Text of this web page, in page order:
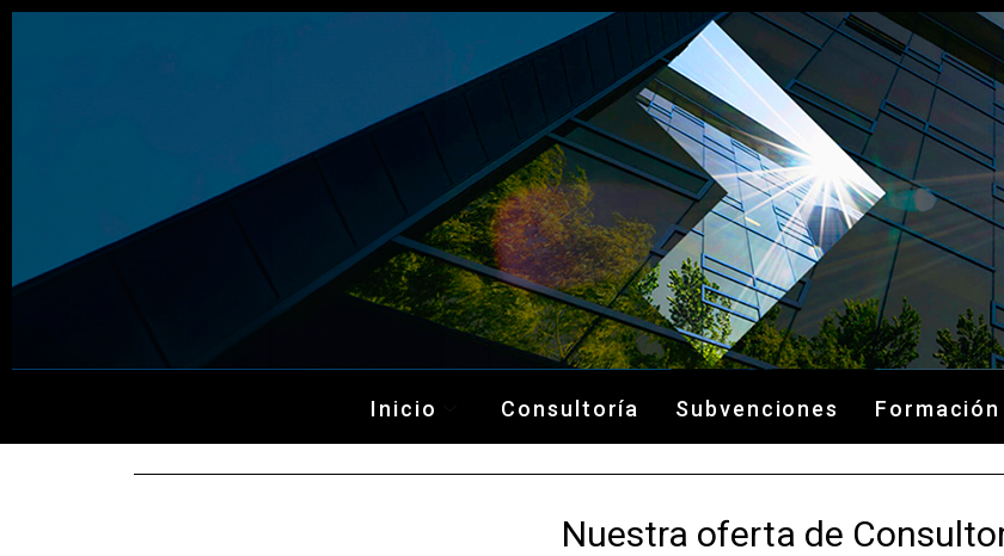
Inicio Consultoría Subvenciones Formación
Nuestra oferta de